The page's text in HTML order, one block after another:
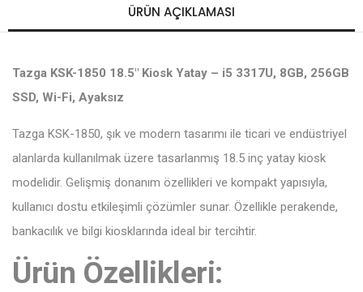
ÜRÜN AÇIKLAMASI
Tazga KSK-1850 18.5" Kiosk Yatay – i5 3317U, 8GB, 256GB
SSD, Wi-Fi, Ayaksız
Tazga KSK-1850, şık ve modern tasarımı ile ticari ve endüstriyel
alanlarda kullanılmak üzere tasarlanmış 18.5 inç yatay kiosk
modelidir. Gelişmiş donanım özellikleri ve kompakt yapısıyla,
kullanıcı dostu etkileşimli çözümler sunar. Özellikle perakende,
bankacılık ve bilgi kiosklarında ideal bir tercihtir.
Ürün Özellikleri: